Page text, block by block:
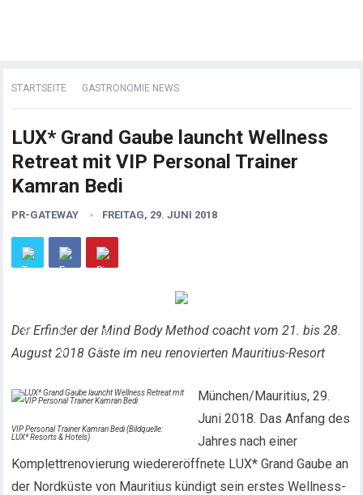
STARTSEITE GASTRONOMIE NEWS
LUX* Grand Gaube launcht Wellness
Retreat mit VIP Personal Trainer
Kamran Bedi
PR-GATEWAY FREITAG, 29. JUNI 2018
Der Erfinder der Mind Body Method coacht vom 21. bis 28.
August 2018 Gäste im neu renovierten Mauritius-Resort
VIP Personal Trainer Kamran Bedi (Bildquelle:
LUX* Resorts & Hotels)
München/Mauritius, 29.
Juni 2018. Das Anfang des
Jahres nach einer
Komplettrenovierung wiedereröffnete LUX* Grand Gaube an
der Nordküste von Mauritius kündigt sein erstes Wellness-